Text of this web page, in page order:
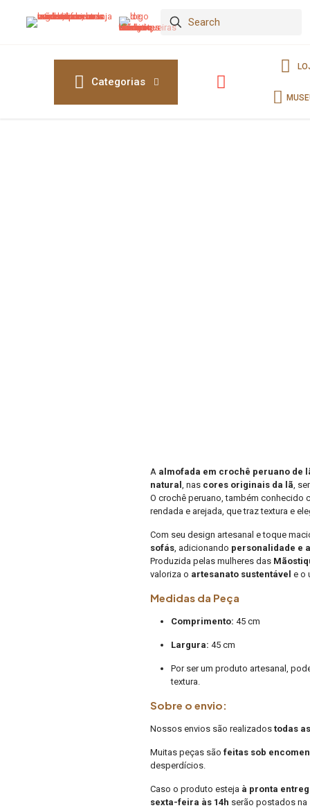
Categorias
A almofada em crochê peruano de
natural , nas cores originais da lã,
O crochê peruano, também conhecido
rendada e arejada, que traz textura e
Com seu design artesanal e toque
sofás, adicionando personalidade e
Produzida pelas mulheres das
valoriza o artesanato sustentável e o
Medidas da Peça
Comprimento: 45 cm
Largura: 45 cm
Por ser um produto artesanal,
textura.
Sobre o envio:
Nossos envios são realizados todas
Muitas peças são feitas sob
desperdícios.
Caso o produto esteja à pronta
sexta-feira às 14h serão postados na